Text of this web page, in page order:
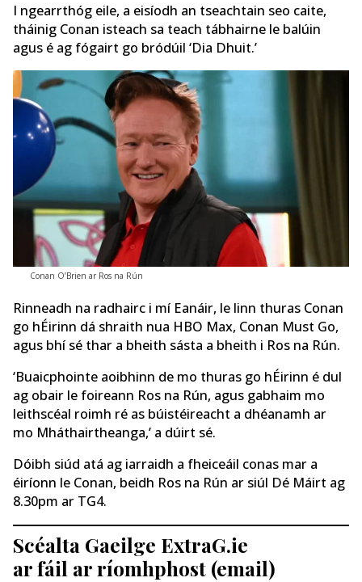
I ngearrthóg eile, a eisíodh an tseachtain seo caite,
tháinig Conan isteach sa teach tábhairne le balúin
agus é ag fógairt go bródúil ‘Dia Dhuit.’
Conan O’Brien ar Ros na Rún
Rinneadh na radhairc i mí Eanáir, le linn thuras Conan
go hÉirinn dá shraith nua HBO Max, Conan Must Go,
agus bhí sé thar a bheith sásta a bheith i Ros na Rún.
‘Buaicphointe aoibhinn de mo thuras go hÉirinn é dul
ag obair le foireann Ros na Rún, agus gabhaim mo
leithscéal roimh ré as búistéireacht a dhéanamh ar
mo Mháthairtheanga,’ a dúirt sé.
Dóibh siúd atá ag iarraidh a fheiceáil conas mar a
éiríonn le Conan, beidh Ros na Rún ar siúl Dé Máirt ag
8.30pm ar TG4.
Scéalta Gaeilge ExtraG.ie
ar fáil ar ríomhphost (email)